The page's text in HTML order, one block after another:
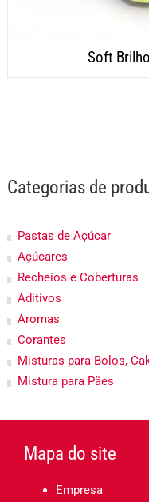
Soft
Categorias de
Pastas de Açúcar
Açúcares
Recheios e Coberturas
Aditivos
Aromas
Corantes
Misturas para Bolos,
Mistura para Pães
Mapa do site
Empresa